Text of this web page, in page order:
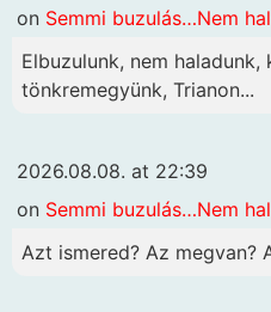
on Semmi buzulás…Nem
Elbuzulunk, nem haladunk,
tönkremegyünk, Trianon...
2026.08.08. at 22:39
on Semmi buzulás…Nem
Azt ismered? Az megvan?